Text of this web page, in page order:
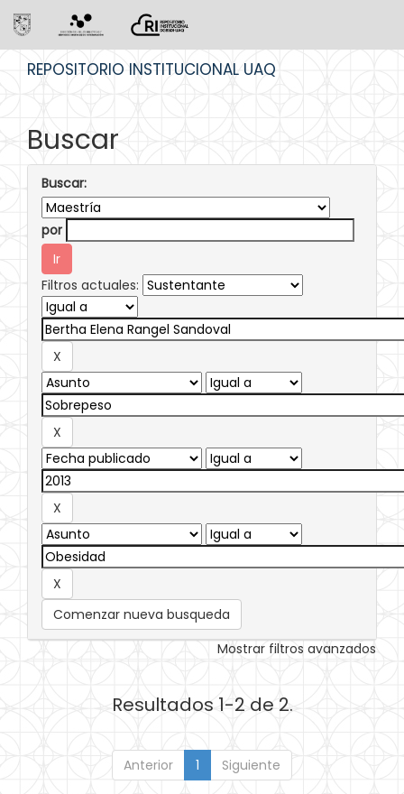
REPOSITORIO INSTITUCIONAL UAQ
Buscar
Buscar:
por
Filtros actuales:
Comenzar nueva busqueda
Mostrar filtros avanzados
Resultados 1-2 de 2.
Anterior 1 Siguiente